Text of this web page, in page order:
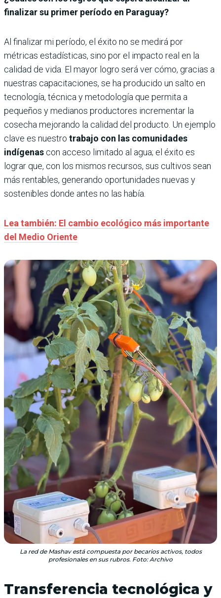
finalizar su primer período en Paraguay?
Al finalizar mi período, el éxito no se medirá por
métricas estadísticas, sino por el impacto real en la
calidad de vida. El mayor logro será ver cómo, gracias a
nuestras capacitaciones, se ha producido un salto en
tecnología, técnica y metodología que permita a
pequeños y medianos productores incrementar la
cosecha mejorando la calidad del producto. Un ejemplo
clave es nuestro trabajo con las comunidades
indígenas con acceso limitado al agua; el éxito es
lograr que, con los mismos recursos, sus cultivos sean
más rentables, generando oportunidades nuevas y
sostenibles donde antes no las había.
Lea también: El cambio ecológico más importante
del Medio Oriente
La red de Mashav está compuesta por becarios activos, todos
profesionales en sus rubros. Foto: Archivo
Transferencia tecnológica y